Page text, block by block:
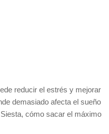
reducir el estrés y mejorar
demasiado afecta el sueño
cómo sacar el máximo